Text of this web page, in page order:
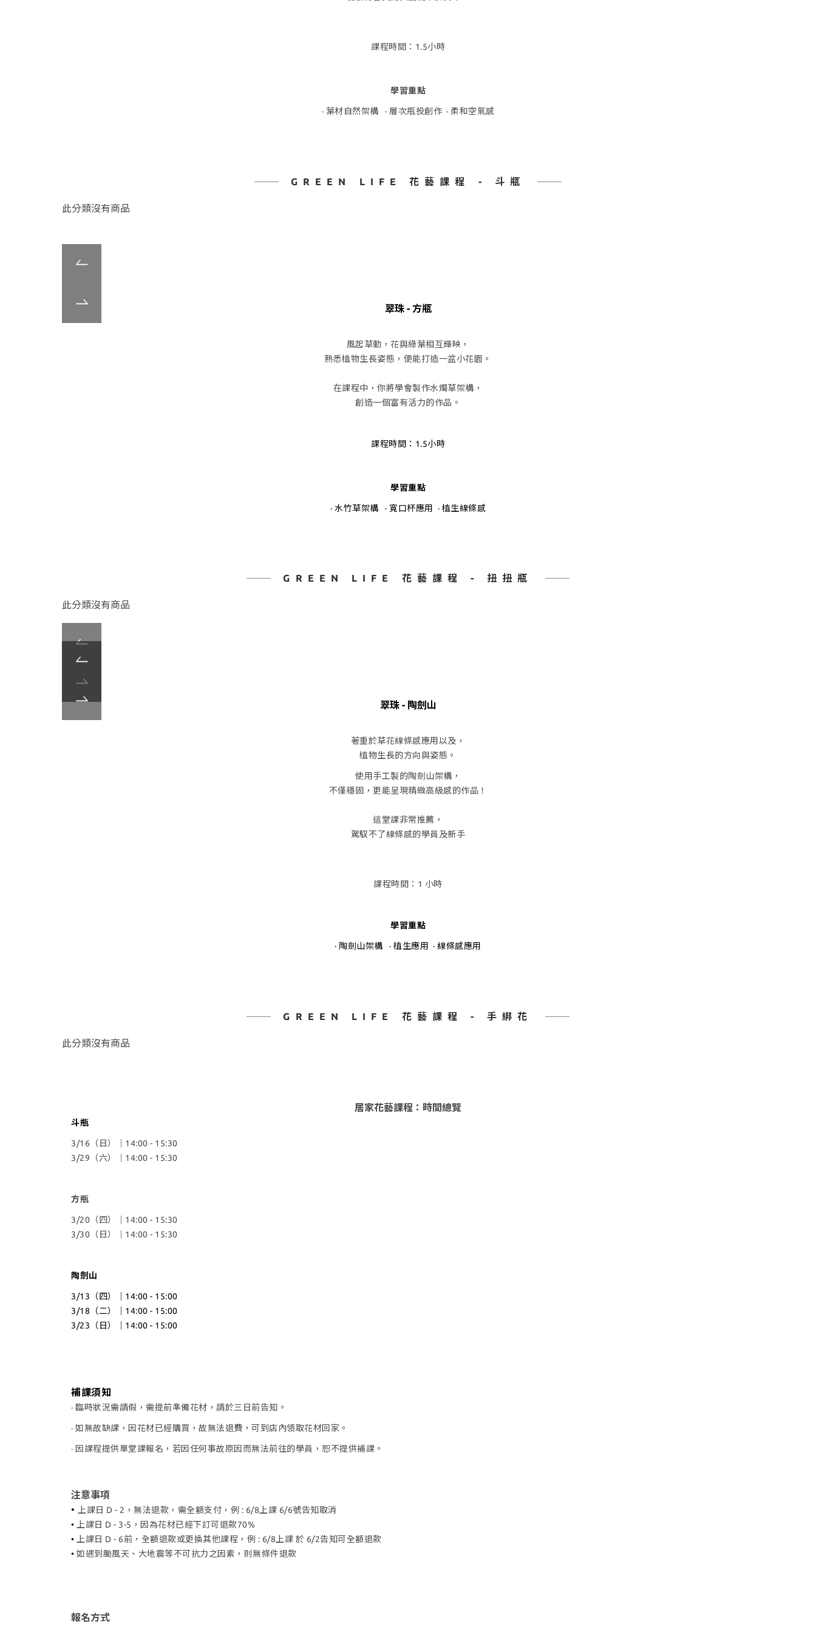
課程時間：1.5小時
學習重點
· 葉材自然架構 · 層次瓶投創作 · 柔和空氣感
GREEN LIFE 花藝課程 - 斗瓶
此分類沒有商品
翠珠 - 方瓶
風起草動，花與綠葉相互輝映，
熟悉植物生長姿態，便能打造一盆小花園。
在課程中，你將學會製作水燭草架構，
創造一個富有活力的作品。
課程時間：1.5小時
學習重點
· 水竹草架構 · 寬口杯應用 · 植生線條感
GREEN LIFE 花藝課程 - 扭扭瓶
此分類沒有商品
翠珠 - 陶劍山
著重於草花線條感應用以及，
植物生長的方向與姿態。
使用手工製的陶劍山架構，
不僅穩固，更能呈現精緻高級感的作品！
這堂課非常推薦，
駕馭不了線條感的學員及新手
課程時間：1 小時
學習重點
· 陶劍山架構 · 植生應用 · 線條感應用
GREEN LIFE 花藝課程 - 手綁花
此分類沒有商品
居家花藝課程：時間總覽
斗瓶
3/16（日）｜14:00 - 15:30
3/29（六）｜14:00 - 15:30
方瓶
3/20（四）｜14:00 - 15:30
3/30（日）｜14:00 - 15:30
陶劍山
3/13（四）｜14:00 - 15:00
3/18（二）｜14:00 - 15:00
3/23（日）｜14:00 - 15:00
補課須知
· 臨時狀況需請假，需提前準備花材，請於三日前告知。
· 如無故缺課，因花材已經購買，故無法退費，可到店內領取花材回家。
· 因課程提供單堂課報名，若因任何事故原因而無法前往的學員，恕不提供補課。
注意事項
•
上課日 D - 2，無法退款，需全額支付，例 : 6/8上課 6/6號告知取消
• 上課日 D - 3-5，因為花材已經下訂可退款70%
• 上課日 D - 6前，全額退款或更換其他課程，例 : 6/8上課 於 6/2告知可全額退款
• 如遇到颱風天、大地震等不可抗力之因素，則無條件退款
報名方式